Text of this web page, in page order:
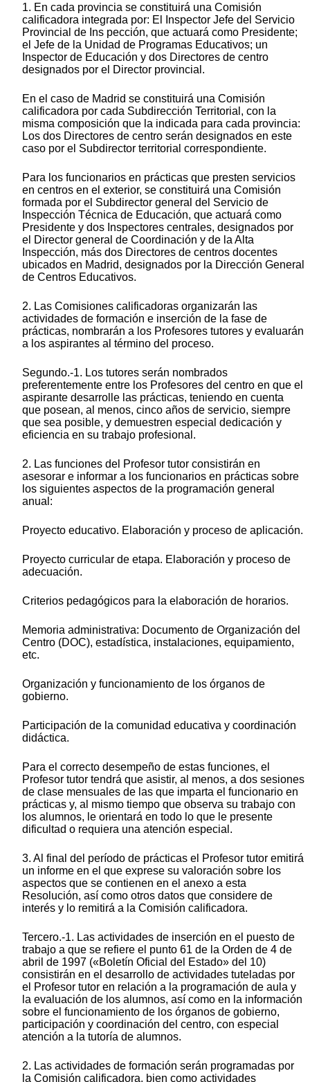
1. En cada provincia se constituirá una Comisión
calificadora integrada por: El Inspector Jefe del Servicio
Provincial de Ins pección, que actuará como Presidente;
el Jefe de la Unidad de Programas Educativos; un
Inspector de Educación y dos Directores de centro
designados por el Director provincial.
En el caso de Madrid se constituirá una Comisión
calificadora por cada Subdirección Territorial, con la
misma composición que la indicada para cada provincia:
Los dos Directores de centro serán designados en este
caso por el Subdirector territorial correspondiente.
Para los funcionarios en prácticas que presten servicios
en centros en el exterior, se constituirá una Comisión
formada por el Subdirector general del Servicio de
Inspección Técnica de Educación, que actuará como
Presidente y dos Inspectores centrales, designados por
el Director general de Coordinación y de la Alta
Inspección, más dos Directores de centros docentes
ubicados en Madrid, designados por la Dirección General
de Centros Educativos.
2. Las Comisiones calificadoras organizarán las
actividades de formación e inserción de la fase de
prácticas, nombrarán a los Profesores tutores y evaluarán
a los aspirantes al término del proceso.
Segundo.-1. Los tutores serán nombrados
preferentemente entre los Profesores del centro en que el
aspirante desarrolle las prácticas, teniendo en cuenta
que posean, al menos, cinco años de servicio, siempre
que sea posible, y demuestren especial dedicación y
eficiencia en su trabajo profesional.
2. Las funciones del Profesor tutor consistirán en
asesorar e informar a los funcionarios en prácticas sobre
los siguientes aspectos de la programación general
anual:
Proyecto educativo. Elaboración y proceso de aplicación.
Proyecto curricular de etapa. Elaboración y proceso de
adecuación.
Criterios pedagógicos para la elaboración de horarios.
Memoria administrativa: Documento de Organización del
Centro (DOC), estadística, instalaciones, equipamiento,
etc.
Organización y funcionamiento de los órganos de
gobierno.
Participación de la comunidad educativa y coordinación
didáctica.
Para el correcto desempeño de estas funciones, el
Profesor tutor tendrá que asistir, al menos, a dos sesiones
de clase mensuales de las que imparta el funcionario en
prácticas y, al mismo tiempo que observa su trabajo con
los alumnos, le orientará en todo lo que le presente
dificultad o requiera una atención especial.
3. Al final del período de prácticas el Profesor tutor emitirá
un informe en el que exprese su valoración sobre los
aspectos que se contienen en el anexo a esta
Resolución, así como otros datos que considere de
interés y lo remitirá a la Comisión calificadora.
Tercero.-1. Las actividades de inserción en el puesto de
trabajo a que se refiere el punto 61 de la Orden de 4 de
abril de 1997 («Boletín Oficial del Estado» del 10)
consistirán en el desarrollo de actividades tuteladas por
el Profesor tutor en relación a la programación de aula y
la evaluación de los alumnos, así como en la información
sobre el funcionamiento de los órganos de gobierno,
participación y coordinación del centro, con especial
atención a la tutoría de alumnos.
2. Las actividades de formación serán programadas por
la Comisión calificadora, bien como actividades